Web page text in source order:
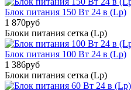
Блок питания 150 Вт 24 в (Lp)
1 870руб
Блоки питания сетка (Lp)
Блок питания 100 Вт 24 в (Lp)
1 386руб
Блоки питания сетка (Lp)